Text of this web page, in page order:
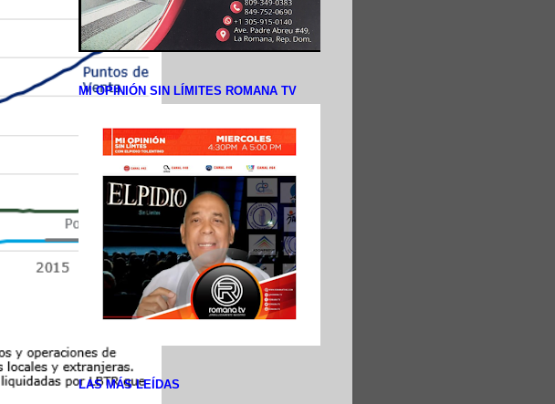
MI OPINIÓN SIN LÍMITES ROMANA TV
LAS MÁS LEÍDAS